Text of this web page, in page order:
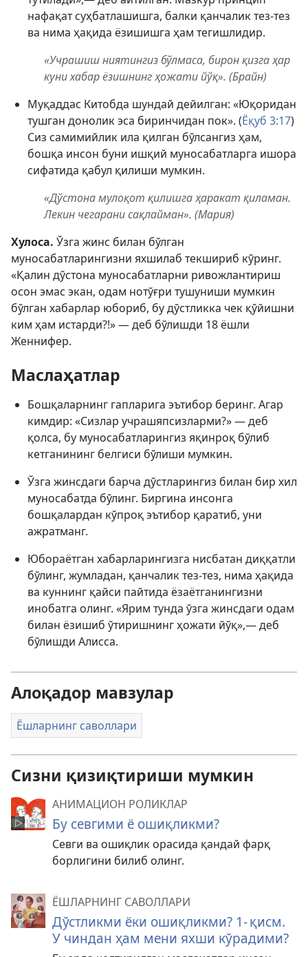
нафақат суҳбатлашишга, балки қанчалик тез-тез
ва нима ҳақида ёзишишга ҳам тегишлидир.
«Учрашиш ниятингиз бўлмаса, бирон қизга ҳар
куни хабар ёзишнинг ҳожати йўқ». (Брайн)
Муқаддас Китобда шундай дейилган: «Юқоридан
тушган донолик эса биринчидан пок». (Ёқуб 3:17)
Сиз самимийлик ила қилган бўлсангиз ҳам,
бошқа инсон буни ишқий муносабатларга ишора
сифатида қабул қилиши мумкин.
«Дўстона мулоқот қилишга ҳаракат қиламан.
Лекин чегарани сақлайман». (Мария)
Хулоса. Ўзга жинс билан бўлган
муносабатларингизни яхшилаб текшириб кўринг.
«Қалин дўстона муносабатларни ривожлантириш
осон эмас экан, одам нотўғри тушуниши мумкин
бўлган хабарлар юбориб, бу дўстликка чек қўйишни
ким ҳам истарди?!» — деб бўлишди 18 ёшли
Женнифер.
Маслаҳатлар
Бошқаларнинг гапларига эътибор беринг. Агар
кимдир: «Сизлар учрашяпсизларми?» — деб
қолса, бу муносабатларингиз яқинроқ бўлиб
кетганининг белгиси бўлиши мумкин.
Ўзга жинсдаги барча дўстларингиз билан бир хил
муносабатда бўлинг. Биргина инсонга
бошқалардан кўпроқ эътибор қаратиб, уни
ажратманг.
Юбораётган хабарларингизга нисбатан диққатли
бўлинг, жумладан, қанчалик тез-тез, нима ҳақида
ва куннинг қайси пайтида ёзаётганингизни
инобатга олинг. «Ярим тунда ўзга жинсдаги одам
билан ёзишиб ўтиришнинг ҳожати йўқ»,— деб
бўлишди Алисса.
Алоқадор мавзулар
Ёшларнинг саволлари
Сизни қизиқтириши мумкин
АНИМАЦИОН РОЛИКЛАР
Бу севгими ё ошиқликми?
Севги ва ошиқлик орасида қандай фарқ
борлигини билиб олинг.
ЁШЛАРНИНГ САВОЛЛАРИ
Дўстликми ёки ошиқликми? 1- қисм.
У чиндан ҳам мени яхши кўрадими?